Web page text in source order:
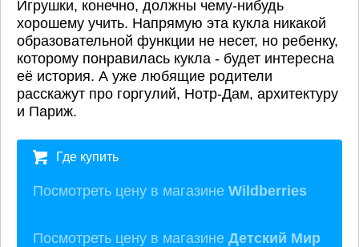
Игрушки, конечно, должны чему-нибудь
хорошему учить. Напрямую эта кукла никакой
образовательной функции не несет, но ребенку,
которому понравилась кукла - будет интересна
её история. А уже любящие родители
расскажут про горгулий, Нотр-Дам, архитектуру
и Париж.
Где купить
Посмотреть цену в магазине Wildberries
Посмотреть цену в магазине Детский Мир